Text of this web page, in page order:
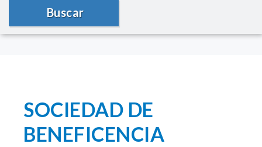
Buscar
SOCIEDAD DE
BENEFICENCIA